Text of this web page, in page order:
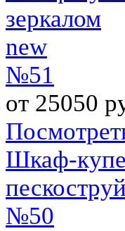
зеркалом
new
№51
от 25050
Шкаф-
№50